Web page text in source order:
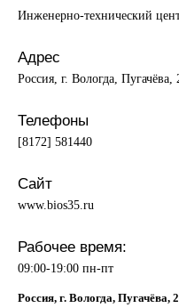
Инженерно-технический
Адрес
Россия, г. Вологда, Пугачёва,
Телефоны
[8172] 581440
Сайт
www.bios35.ru
Рабочее время:
09:00-19:00 пн-пт
Россия, г. Вологда, Пугачёва,